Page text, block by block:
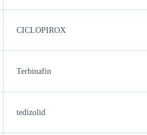
CICLOPIROX
Terbinafin
tedizolid